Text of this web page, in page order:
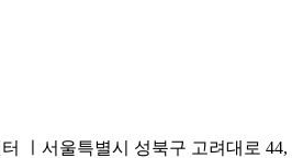
ㅣ서울특별시 성북구 고려대로 44,